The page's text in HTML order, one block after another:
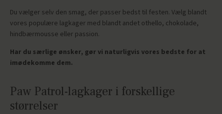
Du vælger selv den smag, der passer bedst til festen. Vælg blandt
vores populære lagkager med blandt andet othello, chokolade,
hindbærmousse eller passion.
Har du særlige ønsker, gør vi naturligvis vores bedste for at
imødekomme dem.
Paw Patrol-lagkager i forskellige
størrelser